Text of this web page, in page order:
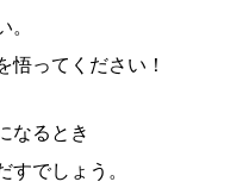
ってください！
なるとき
でしょう。